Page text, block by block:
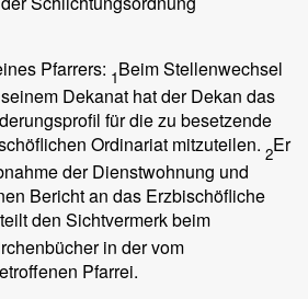
Pfarrers: 1Beim Stellenwechsel
Dekanat hat der Dekan das
für die zu besetzende
Ordinariat mitzuteilen. 2Er
der Dienstwohnung und
Bericht an das Erzbischöfliche
den Sichtvermerk beim
in der vom
Pfarrei.